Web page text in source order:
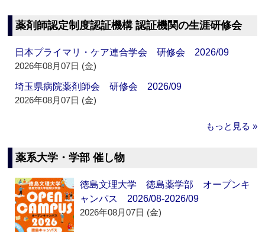
薬剤師認定制度認証機構 認証機関の生涯研修会
日本プライマリ・ケア連合学会 研修会 2026/09
2026年08月07日 (金)
埼玉県病院薬剤師会 研修会 2026/09
2026年08月07日 (金)
もっと見る »
薬系大学・学部 催し物
徳島文理大学 徳島薬学部 オープンキ
ャンパス 2026/08-2026/09
2026年08月07日 (金)